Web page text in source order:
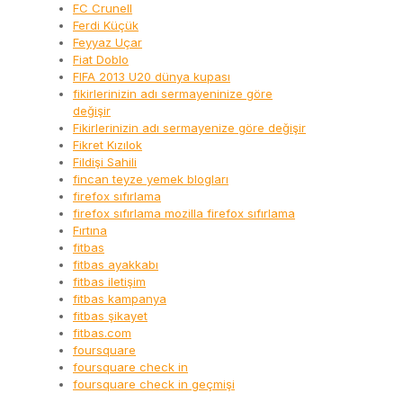
FC Crunell
Ferdi Küçük
Feyyaz Uçar
Fiat Doblo
FIFA 2013 U20 dünya kupası
fikirlerinizin adı sermayeninize göre
değişir
Fikirlerinizin adı sermayenize göre değişir
Fikret Kızılok
Fildişi Sahili
fincan teyze yemek blogları
firefox sıfırlama
firefox sıfırlama mozilla firefox sıfırlama
Fırtına
fitbas
fitbas ayakkabı
fitbas iletişim
fitbas kampanya
fitbas şikayet
fitbas.com
foursquare
foursquare check in
foursquare check in geçmişi